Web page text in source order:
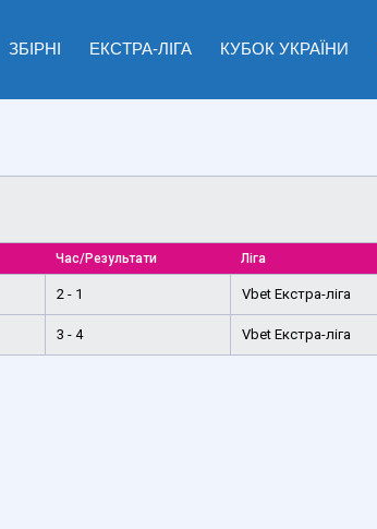
ЗБІРНІ ЕКСТРА-ЛІГА КУБОК УКРАЇНИ
Час/Результати Ліга
2 - 1 Vbet Екстра-ліга
3 - 4 Vbet Екстра-ліга